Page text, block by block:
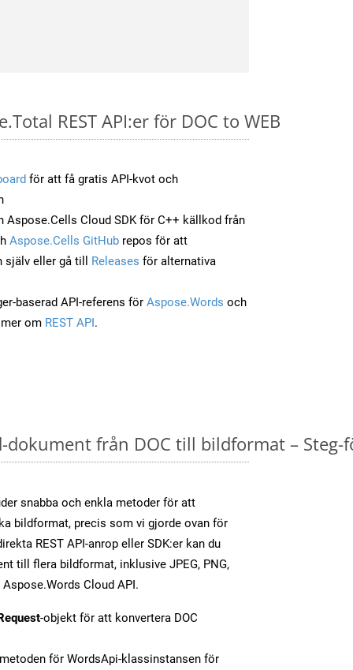
REST API:er för DOC to WEB
för att få gratis API-kvot och
Aspose.Cells Cloud SDK för C++ källkod från
Aspose.Cells GitHub repos för att
själv eller gå till Releases för alternativa
baserad API-referens för Aspose.Words och
om REST API.
dokument från DOC till bildformat – Steg-
snabba och enkla metoder för att
bildformat, precis som vi gjorde ovan för
REST API-anrop eller SDK:er kan du
till flera bildformat, inklusive JPEG, PNG,
Aspose.Words Cloud API.
-objekt för att konvertera DOC
för WordsApi-klassinstansen för